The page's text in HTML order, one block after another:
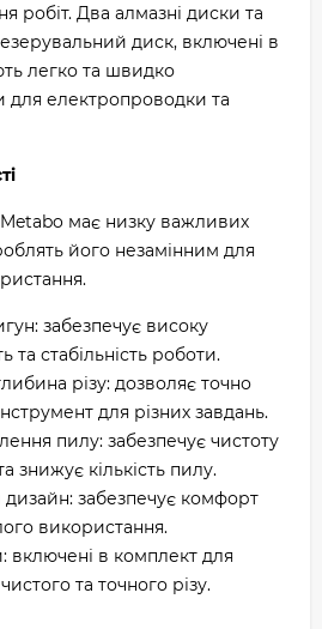
робіт. Два алмазні диски та
диск, включені в
легко та швидко
для електропроводки та
має низку важливих
його незамінним для
забезпечує високу
та стабільність роботи.
різу: дозволяє точно
для різних завдань.
пилу: забезпечує чистоту
знижує кількість пилу.
забезпечує комфорт
використання.
включені в комплект для
та точного різу.